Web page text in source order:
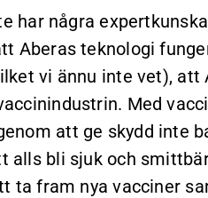
har några
Aberas teknologi
vi ännu inte vet),
Med
att ge skydd inte
alls bli sjuk och
ta fram nya vacciner